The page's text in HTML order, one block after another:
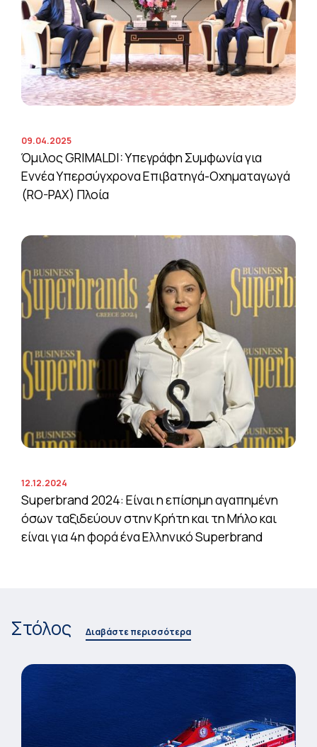
09.04.2025
Όμιλος GRIMALDI: Υπεγράφη Συμφωνία για
Εννέα Υπερσύγχρονα Επιβατηγά-Οχηματαγωγά
(RO-PAX) Πλοία
12.12.2024
Superbrand 2024: Είναι η επίσημη αγαπημένη
όσων ταξιδεύουν στην Κρήτη και τη Μήλο και
είναι για 4η φορά ένα Ελληνικό Superbrand
Στόλος Διαβάστε περισσότερα